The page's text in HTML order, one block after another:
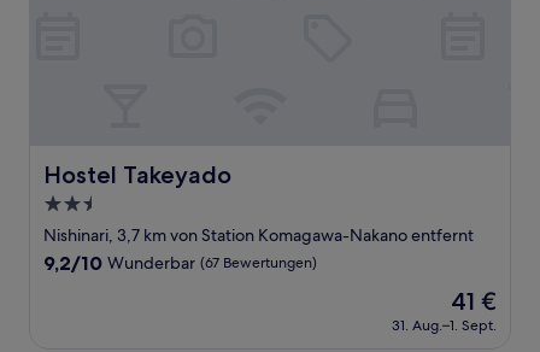
Hostel Takeyado
Hostel Takeyado
2.5-
Sterne-
Unterkunft
Nishinari, 3,7 km von Station Komagawa-Nakano entfernt
9.2
9,2/10 Wunderbar (67 Bewertungen)
Der
Preis
beträgt
41 €
31. Aug.–1. Sept.